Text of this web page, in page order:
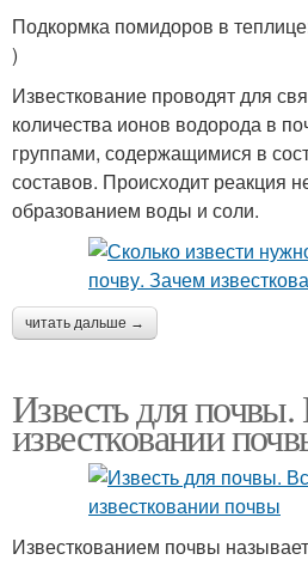
Подкормка помидоров в
)
Известкование проводят для
количества ионов водорода в
группами, содержащимися в
составов. Происходит реакция
образованием воды и соли.
читать дальше →
Известь для почвы.
известковании
Известкованием почвы